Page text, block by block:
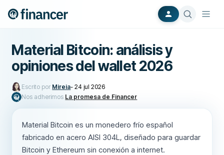
Material Bitcoin: análisis y
opiniones del wallet 2026
Escrito por Mireia-24 jul 2026
Nos adherimos La promesa de Financer
Material Bitcoin es un monedero frío español
fabricado en acero AISI 304L, diseñado para guardar
Bitcoin y Ethereum sin conexión a internet.